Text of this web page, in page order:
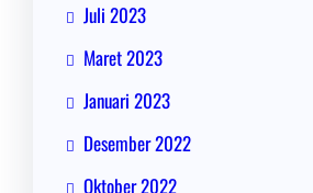
Juli 2023
Maret 2023
Januari 2023
Desember 2022
Oktober 2022